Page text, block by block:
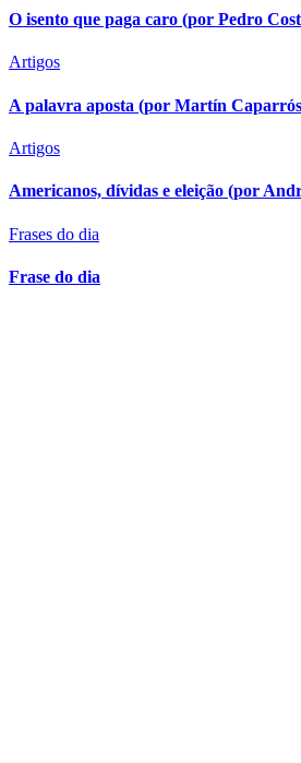
O isento que paga caro (por Pedro
Artigos
A palavra aposta (por Martín
Artigos
Americanos, dívidas e eleição (por
Frases do dia
Frase do dia